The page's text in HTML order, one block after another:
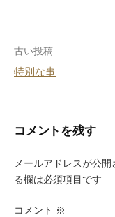
o
k
投
稿
ビ
ゲ
ー
シ
古い投稿
特別な事
コメントを残す
メールアドレスが公開
る欄は必須項目です
コメント ※